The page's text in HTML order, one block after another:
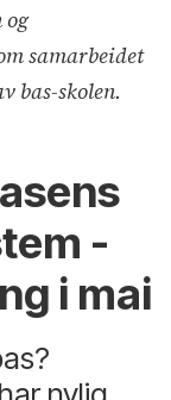
og
samarbeidet
bas-skolen.
-
i mai